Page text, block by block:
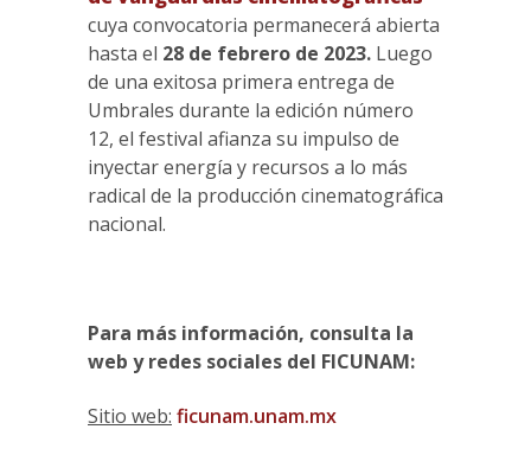
cuya convocatoria permanecerá abierta
hasta el 28 de febrero de 2023. Luego
de una exitosa primera entrega de
Umbrales durante la edición número
12, el festival afianza su impulso de
inyectar energía y recursos a lo más
radical de la producción cinematográfica
nacional.
Para más información, consulta la
web y redes sociales del FICUNAM:
Sitio web: ficunam.unam.mx